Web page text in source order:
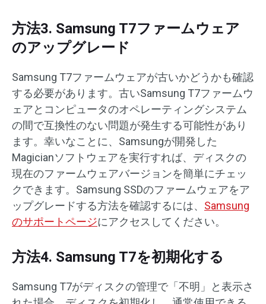
方法3. Samsung T7ファームウェア
のアップグレード
Samsung T7ファームウェアが古いかどうかも確認
する必要があります。古いSamsung T7ファームウ
ェアとコンピュータのオペレーティングシステム
の間で互換性のない問題が発生する可能性があり
ます。幸いなことに、Samsungが開発した
Magicianソフトウェアを実行すれば、ディスクの
現在のファームウェアバージョンを簡単にチェッ
クできます。Samsung SSDのファームウェアをア
ップグレードする方法を確認するには、 Samsung
のサポートページにアクセスしてください。
方法4. Samsung T7を初期化する
Samsung T7がディスクの管理で「不明」と表示さ